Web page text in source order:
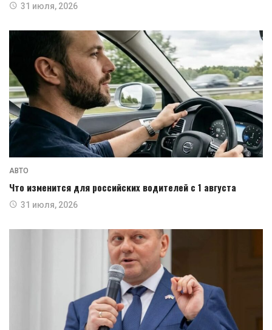
31 июля, 2026
АВТО
Что изменится для российских водителей с 1 августа
31 июля, 2026